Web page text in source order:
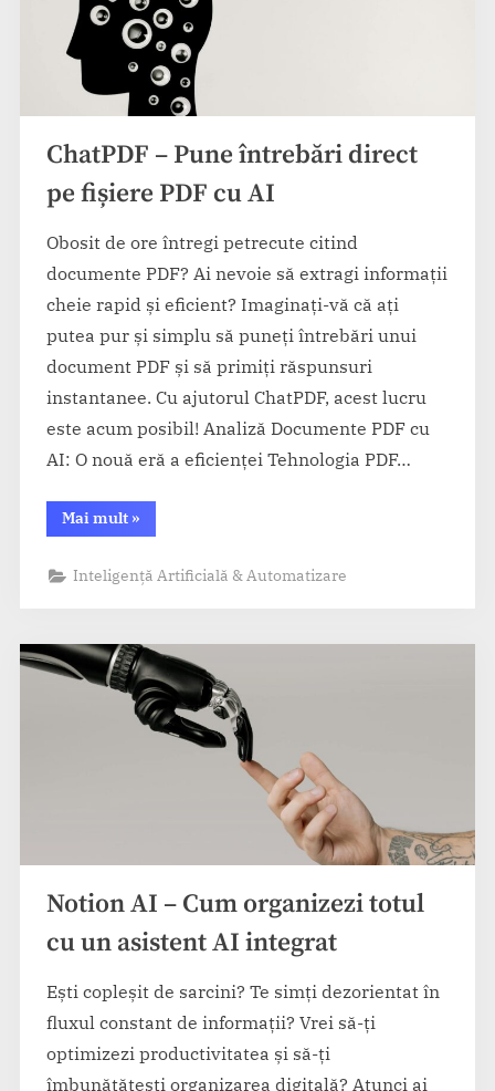
ChatPDF – Pune întrebări direct
pe fișiere PDF cu AI
Obosit de ore întregi petrecute citind
documente PDF? Ai nevoie să extragi informații
cheie rapid și eficient? Imaginați-vă că ați
putea pur și simplu să puneți întrebări unui
document PDF și să primiți răspunsuri
instantanee. Cu ajutorul ChatPDF, acest lucru
este acum posibil! Analiză Documente PDF cu
AI: O nouă eră a eficienței Tehnologia PDF…
Mai mult“ChatPDF
–
direct
cu
AI”
»
Inteligență Artificială & Automatizare
Notion AI – Cum organizezi totul
cu un asistent AI integrat
Ești copleșit de sarcini? Te simți dezorientat în
fluxul constant de informații? Vrei să-ți
optimizezi productivitatea și să-ți
îmbunătățești organizarea digitală? Atunci ai